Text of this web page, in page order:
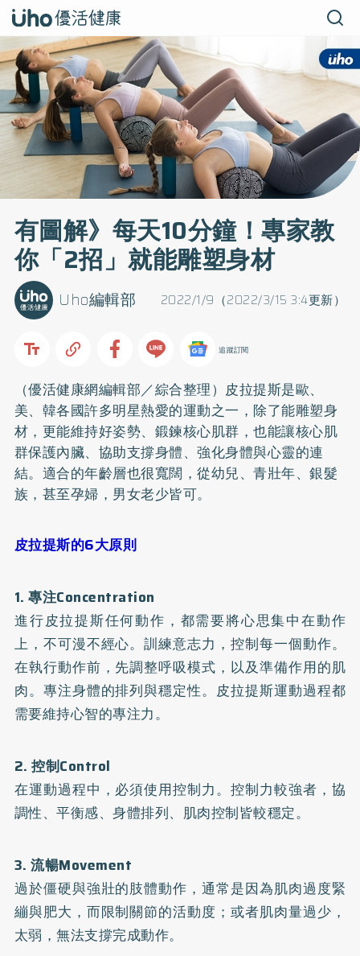
有圖解》每天10分鐘！專家教
你「2招」就能雕塑身材
2022/1/9（2022/3/15 3:4更新）
Uho編輯部
追蹤訂閱
（優活健康網編輯部／綜合整理）皮拉提斯是歐、
美、韓各國許多明星熱愛的運動之一，除了能雕塑身
材，更能維持好姿勢、鍛鍊核心肌群，也能讓核心肌
群保護內臟、協助支撐身體、強化身體與心靈的連
結。適合的年齡層也很寬闊，從幼兒、青壯年、銀髮
族，甚至孕婦，男女老少皆可。
皮拉提斯的6大原則
1. 專注Concentration
進行皮拉提斯任何動作，都需要將心思集中在動作
上，不可漫不經心。訓練意志力，控制每一個動作。
在執行動作前，先調整呼吸模式，以及準備作用的肌
肉。專注身體的排列與穩定性。皮拉提斯運動過程都
需要維持心智的專注力。
2. 控制Control
在運動過程中，必須使用控制力。控制力較強者，協
調性、平衡感、身體排列、肌肉控制皆較穩定。
3. 流暢Movement
過於僵硬與強壯的肢體動作，通常是因為肌肉過度緊
繃與肥大，而限制關節的活動度；或者肌肉量過少，
太弱，無法支撐完成動作。